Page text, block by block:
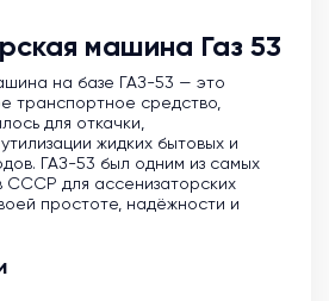
машина Газ 53
на базе ГАЗ-53 — это
транспортное средство,
для откачки,
жидких бытовых и
ГАЗ-53 был одним из самых
СССР для ассенизаторских
простоте, надёжности и